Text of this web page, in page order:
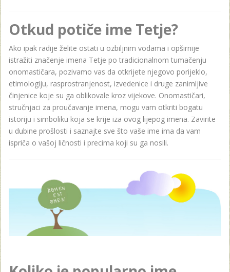
Otkud potiče ime Tetje?
Ako ipak radije želite ostati u ozbiljnim vodama i opširnije
istražiti značenje imena Tetje po tradicionalnom tumačenju
onomastičara, pozivamo vas da otkrijete njegovo porijeklo,
etimologiju, rasprostranjenost, izvedenice i druge zanimljive
činjenice koje su ga oblikovale kroz vijekove. Onomastičari,
stručnjaci za proučavanje imena, mogu vam otkriti bogatu
istoriju i simboliku koja se krije iza ovog lijepog imena. Zavirite
u dubine prošlosti i saznajte sve što vaše ime ima da vam
ispriča o vašoj ličnosti i precima koji su ga nosili.